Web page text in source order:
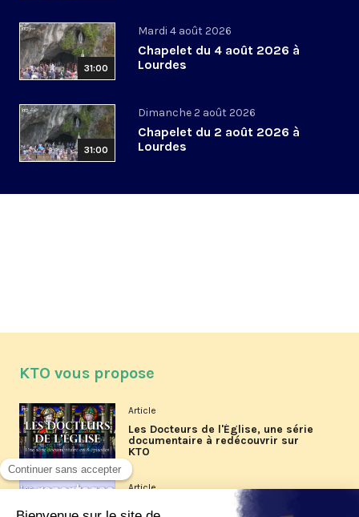
31:00
Mardi 4 août 2026
Chapelet du 4 août 2026 à
Lourdes
31:00
Dimanche 2 août 2026
Chapelet du 2 août 2026 à
Lourdes
KTO vous propose
Article
Les Docteurs de l'Église, une série
documentaire à redécouvrir sur
KTO
Article
Les reportages d'été 2026 de KTO